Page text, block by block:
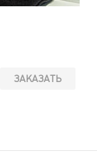
ЗАКАЗАТЬ